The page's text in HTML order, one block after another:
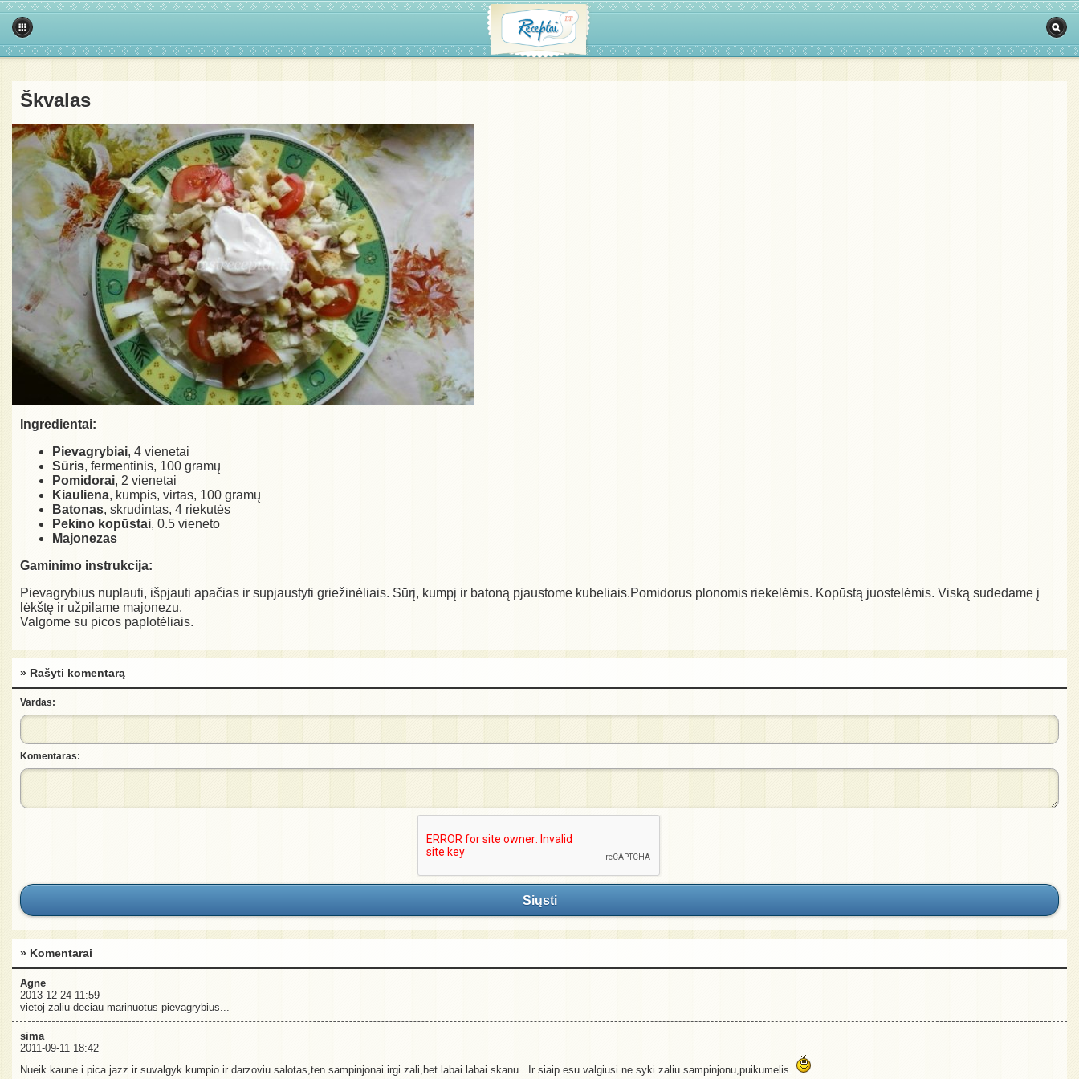
Škvalas
Ingredientai:
Pievagrybiai, 4 vienetai
Sūris, fermentinis, 100 gramų
Pomidorai, 2 vienetai
Kiauliena, kumpis, virtas, 100 gramų
Batonas, skrudintas, 4 riekutės
Pekino kopūstai, 0.5 vieneto
Majonezas
Gaminimo instrukcija:
Pievagrybius nuplauti, išpjauti apačias ir supjaustyti griežinėliais. Sūrį, kumpį ir batoną pjaustome kubeliais.Pomidorus plonomis riekelėmis. Kopūstą juostelėmis. Viską sudedame į
lėkštę ir užpilame majonezu.
Valgome su picos paplotėliais.
» Rašyti komentarą
Vardas:
Komentaras:
Siųsti
» Komentarai
Agne
2013-12-24 11:59
vietoj zaliu deciau marinuotus pievagrybius...
sima
2011-09-11 18:42
Nueik kaune i pica jazz ir suvalgyk kumpio ir darzoviu salotas,ten sampinjonai irgi zali,bet labai labai skanu...Ir siaip esu valgiusi ne syki zaliu sampinjonu,puikumelis.